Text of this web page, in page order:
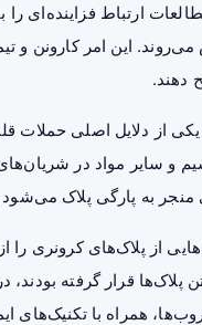
ارتباط فزاینده‌ای را
این امر کارونن و
دهند.
یکی از دلایل اصلی
و سایر مواد در
به پارگی پلاک
پلاک‌ها قرار گرفته بودند،
همراه با تکنیک‌های